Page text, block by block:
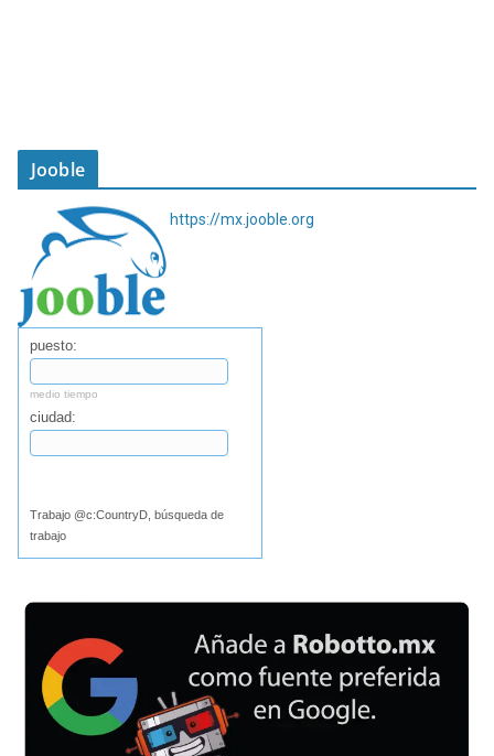
Jooble
https://mx.jooble.org
puesto:
medio tiempo
ciudad:
Trabajo @c:CountryD, búsqueda de
trabajo